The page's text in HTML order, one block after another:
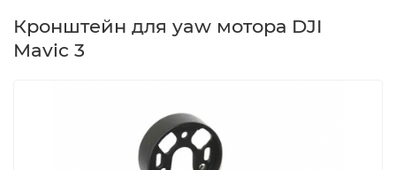
Кронштейн для yaw мотора DJI
Mavic 3